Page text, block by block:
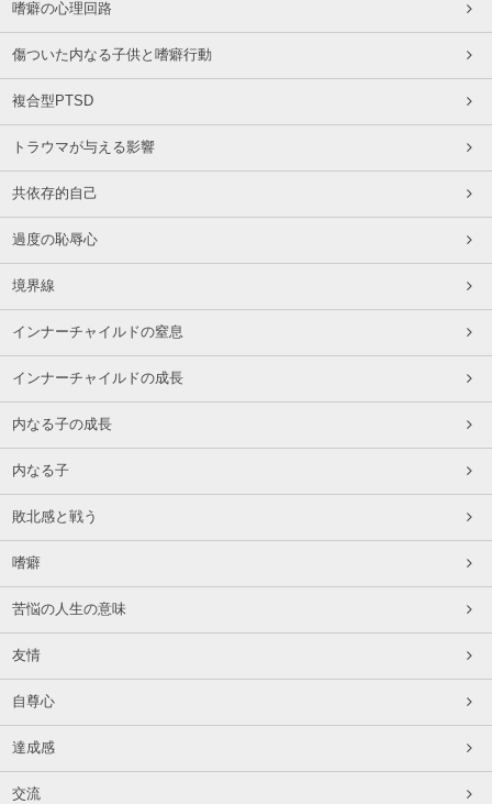
嗜癖の心理回路
傷ついた内なる子供と嗜癖行動
複合型PTSD
トラウマが与える影響
共依存的自己
過度の恥辱心
境界線
インナーチャイルドの窒息
インナーチャイルドの成長
内なる子の成長
内なる子
敗北感と戦う
嗜癖
苦悩の人生の意味
友情
自尊心
達成感
交流